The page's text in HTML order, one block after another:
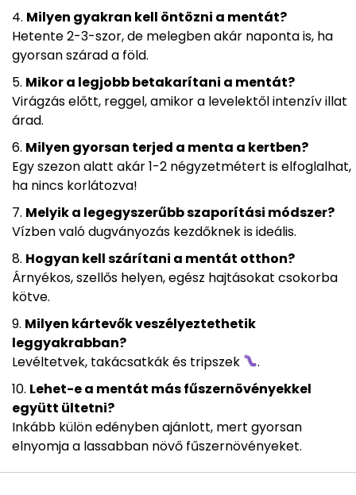
Milyen gyakran kell öntözni a mentát?
Hetente 2-3-szor, de melegben akár naponta is, ha
gyorsan szárad a föld.
Mikor a legjobb betakarítani a mentát?
Virágzás előtt, reggel, amikor a levelektől intenzív illat
árad.
Milyen gyorsan terjed a menta a kertben?
Egy szezon alatt akár 1-2 négyzetmétert is elfoglalhat,
ha nincs korlátozva!
Melyik a legegyszerűbb szaporítási módszer?
Vízben való dugványozás kezdőknek is ideális.
Hogyan kell szárítani a mentát otthon?
Árnyékos, szellős helyen, egész hajtásokat csokorba
kötve.
Milyen kártevők veszélyeztethetik
leggyakrabban?
Levéltetvek, takácsatkák és tripszek
.
Lehet-e a mentát más fűszernövényekkel
együtt ültetni?
Inkább külön edényben ajánlott, mert gyorsan
elnyomja a lassabban növő fűszernövényeket.